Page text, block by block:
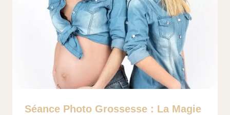
Séance Photo Grossesse : La Magie